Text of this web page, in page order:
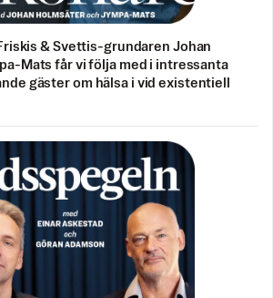
Friskis & Svettis-grundaren Johan
Mats får vi följa med i intressanta
gäster om hälsa i vid existentiell